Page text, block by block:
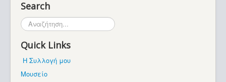
Μουσείο
Search
Αναζήτηση...
Quick Links
Η Συλλογή μου
Μουσείο